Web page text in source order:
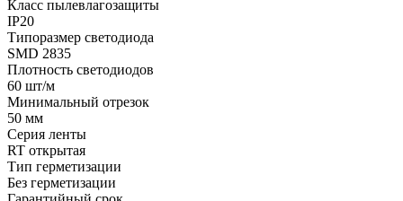
Класс пылевлагозащиты
IP20
Типоразмер светодиода
SMD 2835
Плотность светодиодов
60 шт/м
Минимальный отрезок
50 мм
Серия ленты
RT открытая
Тип герметизации
Без герметизации